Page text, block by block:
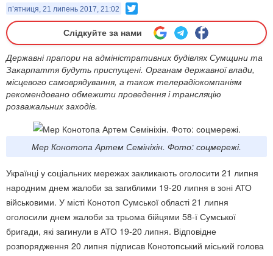
п’ятниця, 21 липень 2017, 21:02
Слідкуйте за нами
Державні прапори на адміністративних будівлях Сумщини та
Закарпаття будуть приспущені. Органам державної влади,
місцевого самоврядування, а також телерадіокомпаніям
рекомендовано обмежити проведення і трансляцію
розважальних заходів.
Мер Конотопа Артем Семініхін. Фото: соцмережі.
Українці у соціальних мережах закликають оголосити 21 липня
народним днем жалоби за загиблими 19-20 липня в зоні АТО
військовими. У місті Конотоп Сумської області 21 липня
оголосили днем жалоби за трьома бійцями 58-ї Сумської
бригади, які загинули в АТО 19-20 липня. Відповідне
розпорядження 20 липня підписав Конотопський міський голова